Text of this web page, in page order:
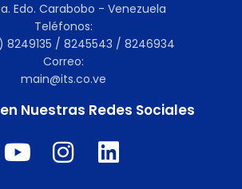
Edo. Carabobo - Venezuela
Teléfonos:
8249135 / 8245543 / 8246934
Correo:
main@its.co.ve
Nuestras Redes Sociales